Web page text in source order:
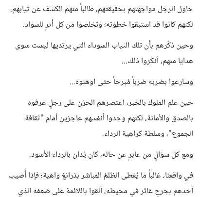
حاول الرجل مواجهتهم بحقيقتهم، طالباً منهم الكشف عن ثيابهم،
لكنهم كانوا قد استبقوا خطوته؛ وتخلصوا من كل أثرٍ للسواد.
وحين ذكّرهم بأن تلك الثياب السوداء التي يرتديها ليست سوى
هدايا منهم، أنكروا ذلك...
وسارعوا بضربه ضرباً مُبرحاً حتى اوهنوه...
حين علم الملوك بالخبر، اعتصرهم الحزن على رجلٍ عرفوه
بالصدق والأمانة، لكنهم وجدوا أنفسهم عاجزين أمام "ثقافة
الجموع"، وسلطة كراهية الرداء.
ومع كل سؤالٍ من عابرٍ عن حاله، كان يُدان بالرداء الأسود.
في واقعنا، غالباً ما يُغطى الظلمُ المباشر بذرائعَ واهية؛ فإذا أُصيب
أحدهم بجرحٍ غائر في محيطه، ألقوا باللائمة على ضعفه الذي